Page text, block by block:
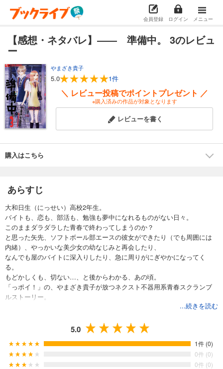
会員登録 ログイン メニュー
【感想・ネタバレ】―― 準備中。 3のレビュ
ー
やまざき貴子
5.0 1件
＼ レビュー投稿でポイントプレゼント ／
※購入済みの作品が対象となります
レビューを書く
購入はこちら
あらすじ
大和日生（にっせい）高校2年生。
バイトも、恋も、部活も、勉強も夢中になれるものがない日々。
このままダラダラした青春で終わってしまうのか？
と思った矢先、ソフトボール部エースの彼女ができたり（でも周囲には
内緒）、やっかいな美少女の幼なじみと再会したり、
なんでも屋のバイトに深入りしたり、急に周りがにぎやかになってく
る。
もどかしくも、切ない…、と後からわかる、あの頃。
「っポイ！」の、やまざき貴子が放つネクスト不器用系青春スクランブ
ルストーリー。
...続きを読む
5.0
1件 (0)
0件 (0)
0件 (0)